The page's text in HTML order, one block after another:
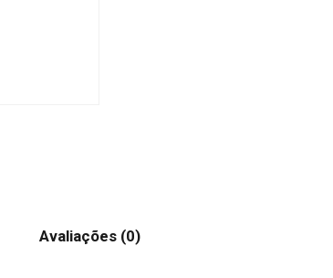
Avaliações (0)